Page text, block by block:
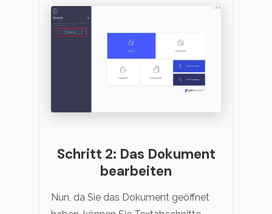
Schritt 2: Das Dokument
bearbeiten
Nun, da Sie das Dokument geöffnet